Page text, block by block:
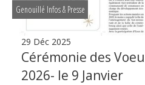
Genouillé Infos & Presse
29 Déc 2025
Cérémonie des
2026- le 9 Janvier